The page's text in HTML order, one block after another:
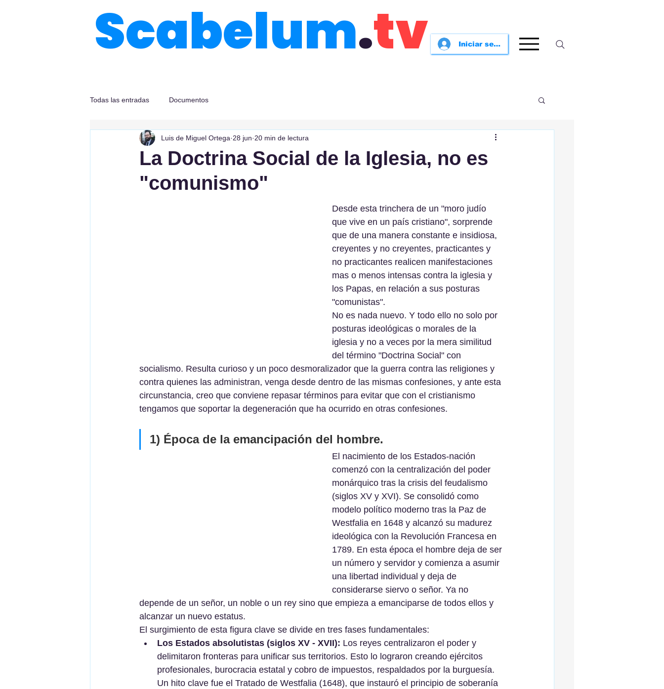
Scabelum.tv Iniciar sesión
Todas las entradas Documentos
La Doctrina Social de la Iglesia, no es
"comunismo"
Luis de Miguel Ortega 28 jun 20 min de lectura
Desde esta trinchera de un "moro judío
que vive en un país cristiano", sorprende
que de una manera constante e insidiosa,
creyentes y no creyentes, practicantes y
no practicantes realicen manifestaciones
mas o menos intensas contra la iglesia y
los Papas, en relación a sus posturas
"comunistas".
No es nada nuevo. Y todo ello no solo por
posturas ideológicas o morales de la
iglesia y no a veces por la mera similitud
del término "Doctrina Social" con
socialismo. Resulta curioso y un poco desmoralizador que la guerra contra las religiones y
contra quienes las administran, venga desde dentro de las mismas confesiones, y ante esta
circunstancia, creo que conviene repasar términos para evitar que con el cristianismo
tengamos que soportar la degeneración que ha ocurrido en otras confesiones.
1) Época de la emancipación del hombre.
El nacimiento de los Estados-nación
comenzó con la centralización del poder
monárquico tras la crisis del feudalismo
(siglos XV y XVI). Se consolidó como
modelo político moderno tras la Paz de
Westfalia en 1648 y alcanzó su madurez
ideológica con la Revolución Francesa en
1789. En esta época el hombre deja de ser
un número y servidor y comienza a asumir
una libertad individual y deja de
considerarse siervo o señor. Ya no
depende de un señor, un noble o un rey sino que empieza a emanciparse de todos ellos y
alcanzar un nuevo estatus.
El surgimiento de esta figura clave se divide en tres fases fundamentales:
Los Estados absolutistas (siglos XV - XVII): Los reyes centralizaron el poder y
delimitaron fronteras para unificar sus territorios. Esto lo lograron creando ejércitos
profesionales, burocracia estatal y cobro de impuestos, respaldados por la burguesía.
Un hito clave fue el Tratado de Westfalia (1648), que instauró el principio de soberanía